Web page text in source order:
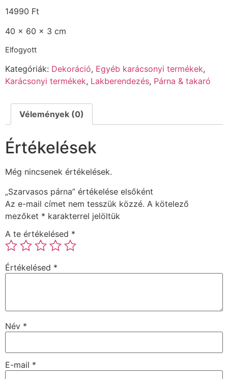
14990 Ft
40 x 60 x 3 cm
Elfogyott
Kategóriák: Dekoráció, Egyéb karácsonyi termékek,
Karácsonyi termékek, Lakberendezés, Párna & takaró
Vélemények (0)
Értékelések
Még nincsenek értékelések.
„Szarvasos párna” értékelése elsőként
Az e-mail címet nem tesszük közzé. A kötelező
mezőket * karakterrel jelöltük
A te értékelésed *
Értékelésed *
Név *
E-mail *